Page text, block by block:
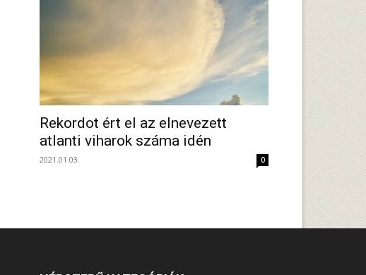
Rekordot ért el az elnevezett
atlanti viharok száma idén
2021.01.03. 0